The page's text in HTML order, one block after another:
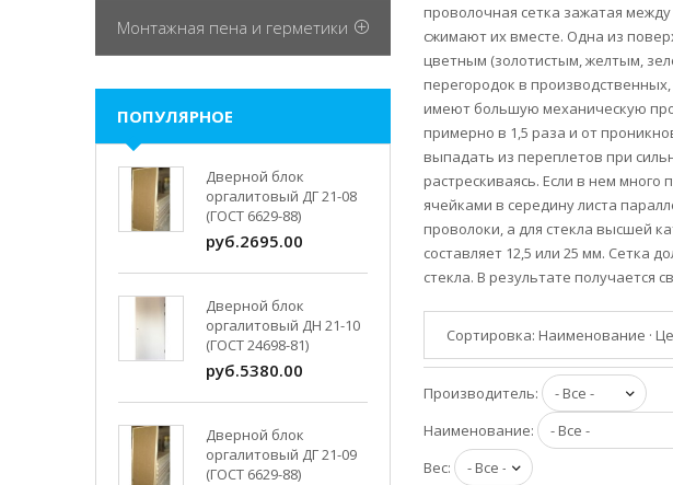
проволочная сетка зажатая
сжимают их вместе. Одна из
цветным (золотистым, желтым,
перегородок в
имеют большую механическую
примерно в 1,5 раза и от
выпадать из переплетов при
растрескиваясь. Если в нем
ячейками в середину листа
проволоки, а для стекла высшей
составляет 12,5 или 25 мм. Сетка
стекла. В результате
Сортировка: Наименование ·
Производитель:
Наименование:
Вес:
Монтажная пена и герметики
ПОПУЛЯРНОЕ
Дверной блок
оргалитовый ДГ 21-08
(ГОСТ 6629-88)
руб.2695.00
Дверной блок
оргалитовый ДН 21-10
(ГОСТ 24698-81)
руб.5380.00
Дверной блок
оргалитовый ДГ 21-09
(ГОСТ 6629-88)